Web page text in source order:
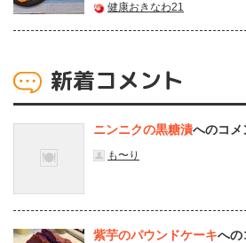
健康おきなわ21
新着コメント
ニンニクの黒糖漬へのコメ
も〜り
紫芋のパウンドケーキへの